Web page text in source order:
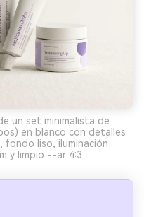
un set minimalista de
en blanco con detalles
fondo liso, iluminación
y limpio --ar 4:3